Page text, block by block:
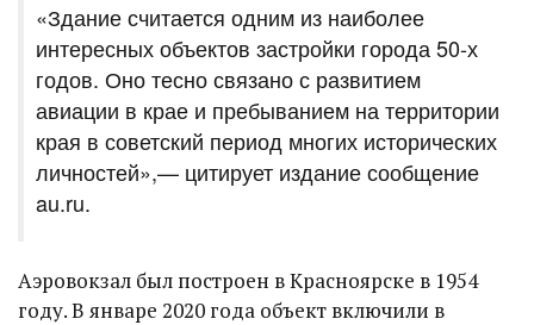
«Здание считается одним из наиболее
интересных объектов застройки города 50-х
годов. Оно тесно связано с развитием
авиации в крае и пребыванием на территории
края в советский период многих исторических
личностей»,— цитирует издание сообщение
au.ru.
Аэровокзал был построен в Красноярске в 1954
году. В январе 2020 года объект включили в